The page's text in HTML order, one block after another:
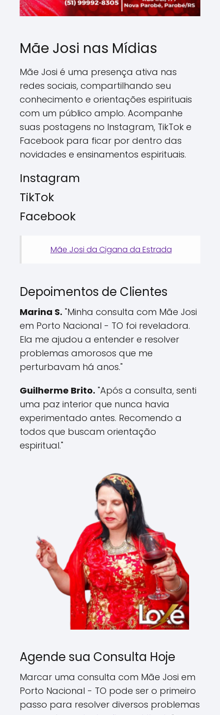
Mãe Josi nas Mídias
Mãe Josi é uma presença ativa nas
redes sociais, compartilhando seu
conhecimento e orientações espirituais
com um público amplo. Acompanhe
suas postagens no Instagram, TikTok e
Facebook para ficar por dentro das
novidades e ensinamentos espirituais.
Instagram
TikTok
Facebook
Mãe Josi da Cigana da Estrada
Depoimentos de Clientes
Marina S. "Minha consulta com Mãe Josi
em Porto Nacional - TO foi reveladora.
Ela me ajudou a entender e resolver
problemas amorosos que me
perturbavam há anos."
Guilherme Brito. "Após a consulta, senti
uma paz interior que nunca havia
experimentado antes. Recomendo a
todos que buscam orientação
espiritual."
Agende sua Consulta Hoje
Marcar uma consulta com Mãe Josi em
Porto Nacional - TO pode ser o primeiro
passo para resolver diversos problemas